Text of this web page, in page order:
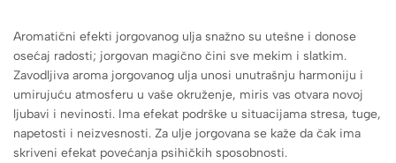
Aromatični efekti jorgovanog ulja snažno su utešne i donose
osećaj radosti; jorgovan magično čini sve mekim i slatkim.
Zavodljiva aroma jorgovanog ulja unosi unutrašnju harmoniju i
umirujuću atmosferu u vaše okruženje, miris vas otvara novoj
ljubavi i nevinosti. Ima efekat podrške u situacijama stresa, tuge,
napetosti i neizvesnosti. Za ulje jorgovana se kaže da čak ima
skriveni efekat povećanja psihičkih sposobnosti.